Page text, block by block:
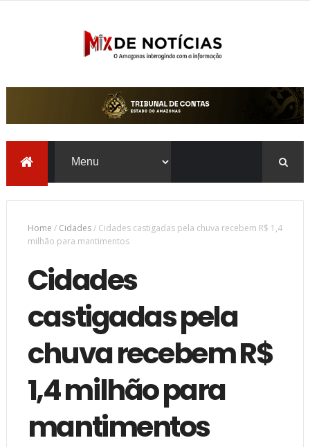
Home / Cidades/ Cidades castigadas pela chuva recebem R$ 1,4
milhão para mantimentos
Cidades
castigadas pela
chuva recebem R$
1,4 milhão para
mantimentos